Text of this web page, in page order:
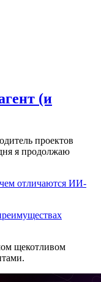
(и
проектов
я продолжаю
чем отличаются ИИ-
щекотливом